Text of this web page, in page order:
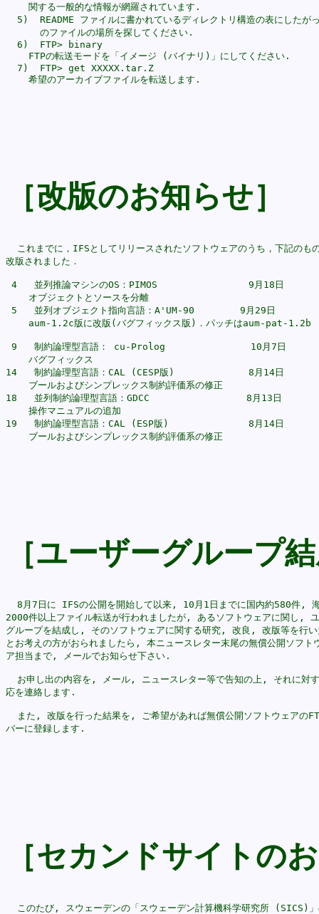
    関する一般的な情報が網羅されています.
5)  README ファイルに書かれているディレクトリ構造の表にしたが
      のファイルの場所を探してください.
  6)  FTP> binary
    FTPの転送モードを「イメージ (バイナリ)」にしてください.
  7)  FTP> get XXXXX.tar.Z
［改版のお知らせ］
これまでに，IFSとしてリリースされたソフトウェアのうち，下記のも
改版されました．
4   並列推論マシンのOS：PIMOS                9月18日
    オブジェクトとソースを分離
5   並列オブジェクト指向言語：A'UM-90        9月29日
    aum-1.2c版に改版(バグフィックス版)．パッチはaum-pat-1.2b
9   制約論理型言語： cu-Prolog               10月7日
    バグフィックス
14   制約論理型言語：CAL (CESP版)             8月14日
    ブールおよびシンプレックス制約評価系の修正
18   並列制約論理型言語：GDCC                 8月13日
    操作マニュアルの追加
19   制約論理型言語：CAL (ESP版)              8月14日
［ユーザーグループ
8月7日に IFSの公開を開始して以来, 10月1日までに国内約580件,
2000件以上ファイル転送が行われましたが, あるソフトウェアに関し,
グループを結成し, そのソフトウェアに関する研究, 改良, 改版等を行い
とお考えの方がおられましたら, 本ニュースレター末尾の無償公開ソフト
ア担当まで, メールでお知らせ下さい.
お申し出の内容を, メール, ニュースレター等で告知の上, それに対
応を連絡します.
また, 改版を行った結果を, ご希望があれば無償公開ソフトウェアの
バーに登録します.
［セカンドサイトの
このたび, スウェーデンの「スウェーデン計算機科学研究所 (SICS)